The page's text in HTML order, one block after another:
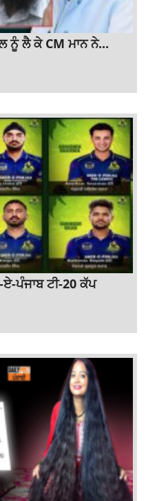
ਨੂੰ ਲੈ ਕੇ CM ਮਾਨ ਨੇ...
ਏ-ਪੰਜਾਬ ਟੀ-20 ਕੱਪ